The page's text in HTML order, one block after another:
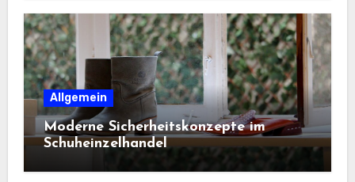
Allgemein
Moderne Sicherheitskonzepte im
Schuheinzelhandel